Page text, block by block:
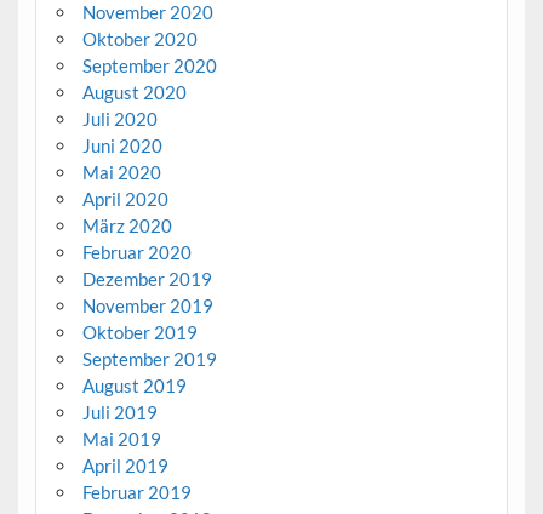
November 2020
Oktober 2020
September 2020
August 2020
Juli 2020
Juni 2020
Mai 2020
April 2020
März 2020
Februar 2020
Dezember 2019
November 2019
Oktober 2019
September 2019
August 2019
Juli 2019
Mai 2019
April 2019
Februar 2019